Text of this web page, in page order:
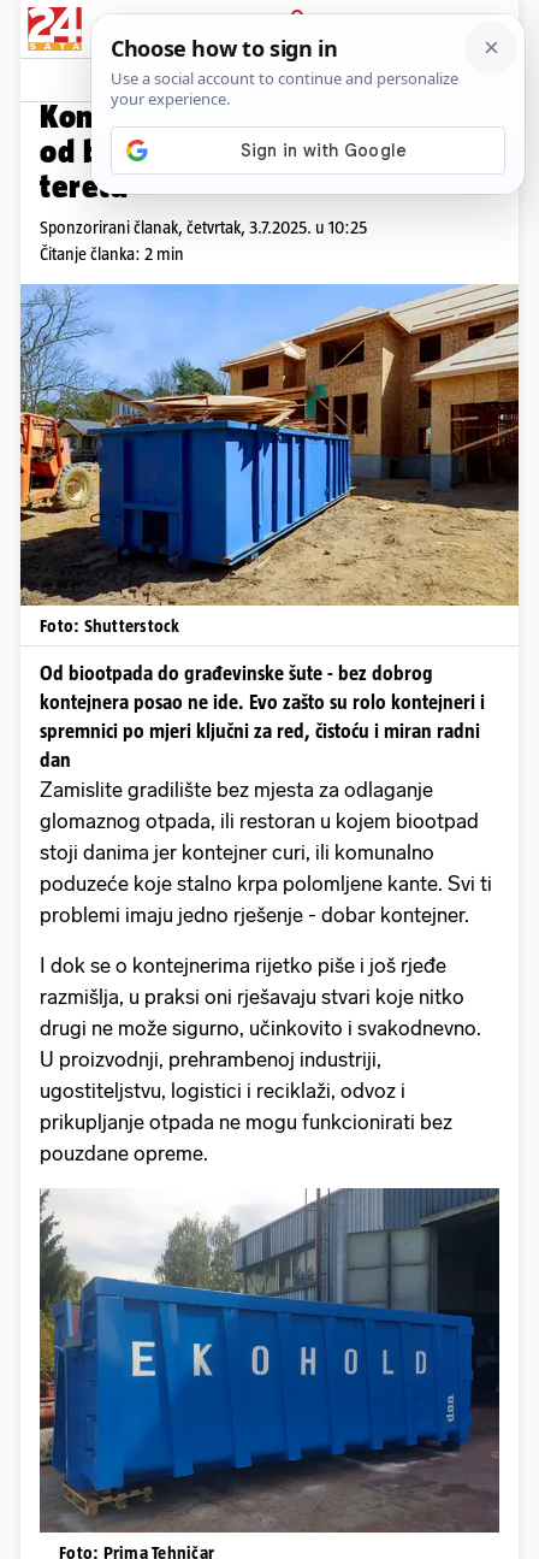
PRIJAVA
Promo sadržaj
Kontejneri za otpad svih vrsta -
od biootpada do glomaznog
tereta
Sponzorirani članak, četvrtak, 3.7.2025. u 10:25
Čitanje članka: 2 min
Foto: Shutterstock
Od biootpada do građevinske šute - bez dobrog
kontejnera posao ne ide. Evo zašto su rolo kontejneri i
spremnici po mjeri ključni za red, čistoću i miran radni
dan
Zamislite gradilište bez mjesta za odlaganje
glomaznog otpada, ili restoran u kojem biootpad
stoji danima jer kontejner curi, ili komunalno
poduzeće koje stalno krpa polomljene kante. Svi ti
problemi imaju jedno rješenje - dobar kontejner.
I dok se o kontejnerima rijetko piše i još rjeđe
razmišlja, u praksi oni rješavaju stvari koje nitko
drugi ne može sigurno, učinkovito i svakodnevno.
U proizvodnji, prehrambenoj industriji,
ugostiteljstvu, logistici i reciklaži, odvoz i
prikupljanje otpada ne mogu funkcionirati bez
pouzdane opreme.
Foto: Prima Tehničar